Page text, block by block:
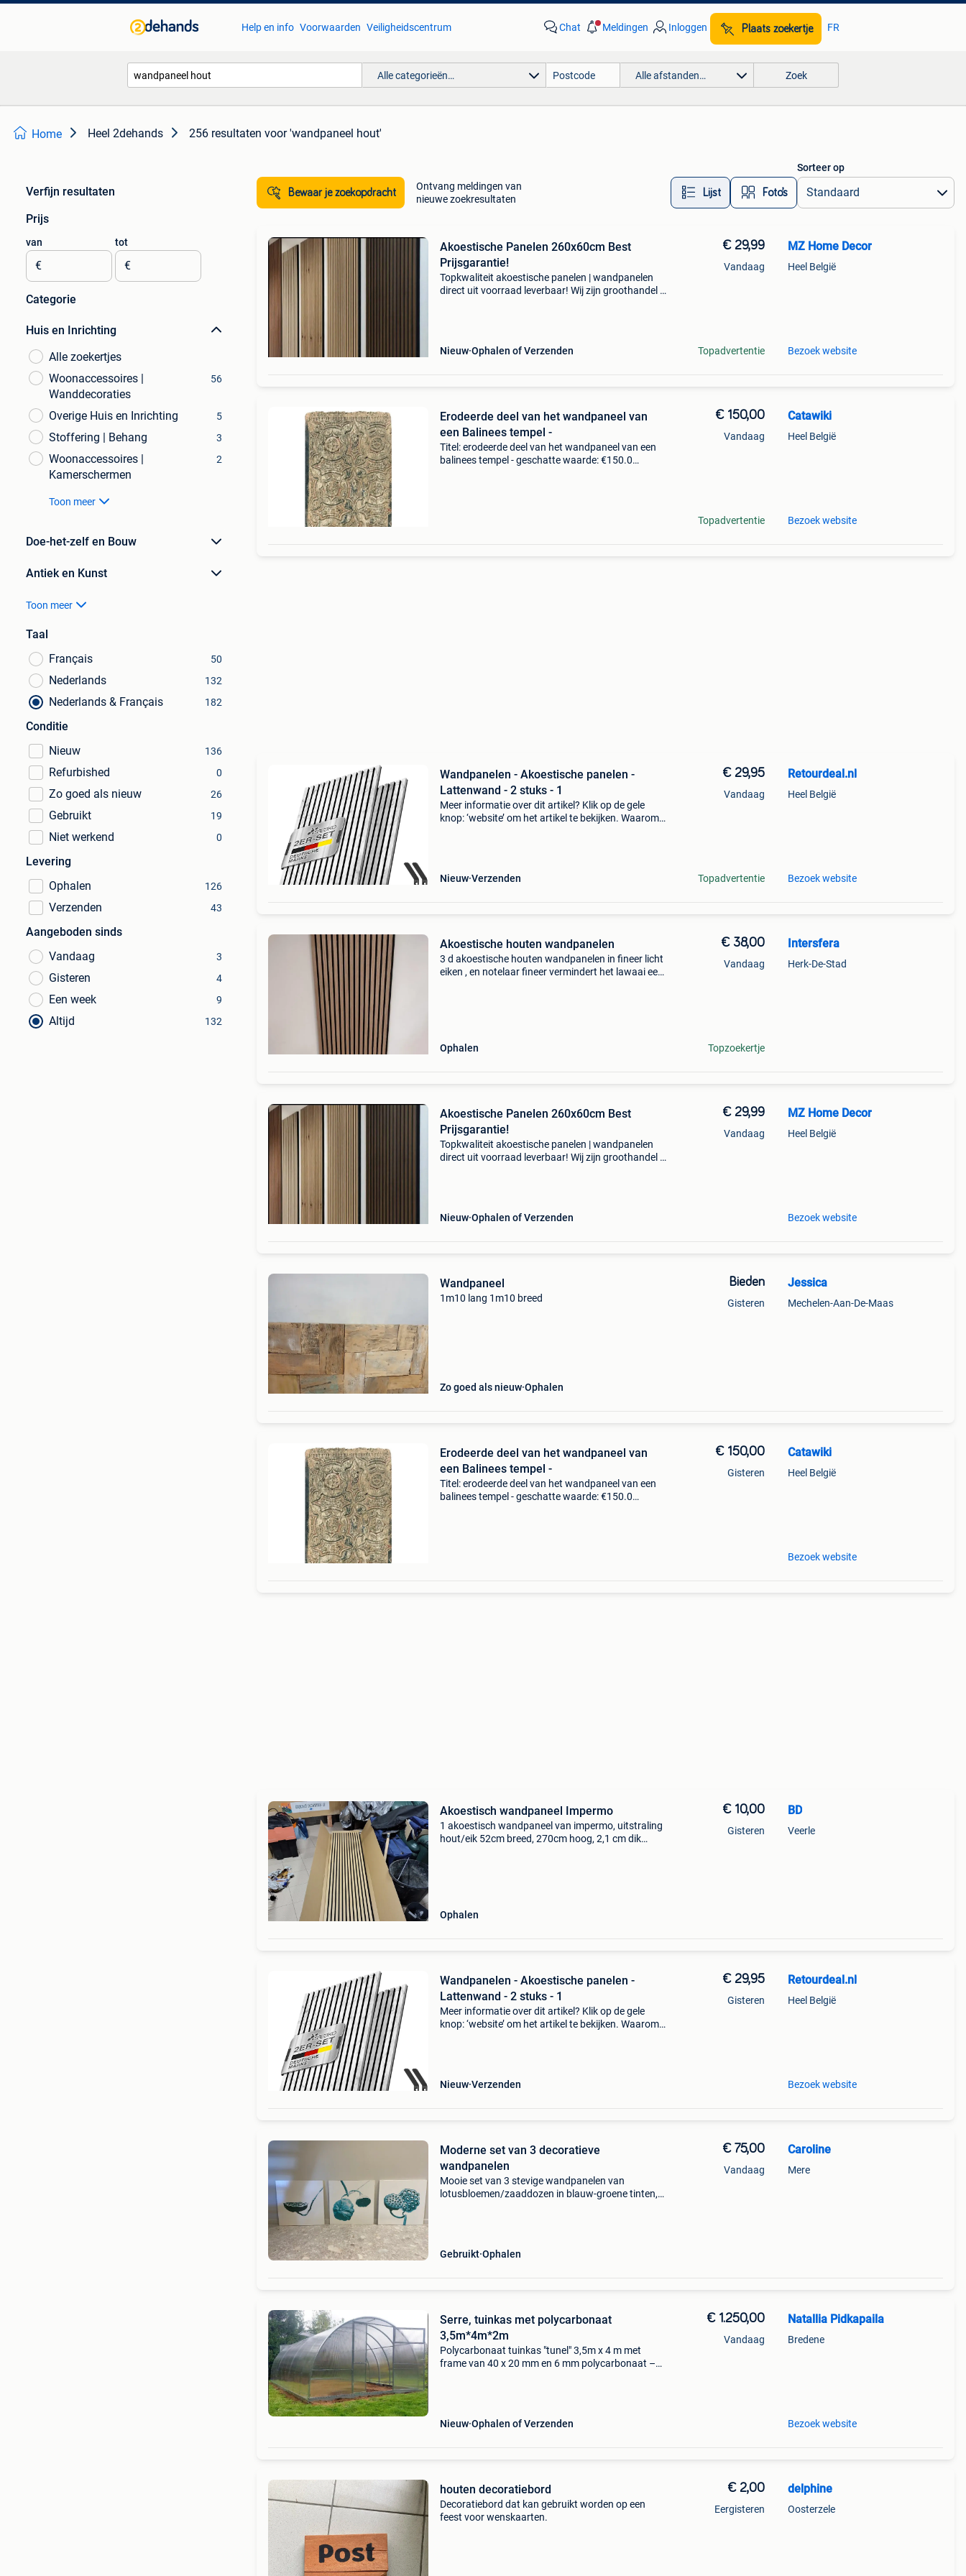
Help en info Voorwaarden Veiligheidscentrum Chat Meldingen Inloggen Plaats zoekertje FR
Alle categorieën… Alle afstanden… Zoek
Home Heel 2dehands 256 resultaten voor 'wandpaneel hout'
Verfijn resultaten
Prijs
van
€
tot
€
Categorie
Huis en Inrichting
Alle zoekertjes
Woonaccessoires |
Wanddecoraties
56
Overige Huis en Inrichting 5
Stoffering | Behang 3
Woonaccessoires |
Kamerschermen
2
Toon meer
Doe-het-zelf en Bouw
Antiek en Kunst
Toon meer
Taal
Français
50
Nederlands 132
Nederlands & Français 182
Conditie
Nieuw
136
Refurbished 0
Zo goed als nieuw 26
Gebruikt 19
Niet werkend 0
Levering
Ophalen
126
Verzenden 43
Aangeboden sinds
Vandaag
3
Gisteren 4
Een week 9
Altijd 132
Bewaar je zoekopdracht
Ontvang meldingen van
nieuwe zoekresultaten
Lijst Foto’s
Sorteer op
Akoestische Panelen 260x60cm Best
Prijsgarantie!
Topkwaliteit akoestische panelen | wandpanelen
direct uit voorraad leverbaar! Wij zijn groothandel in
Nieuw Ophalen of Verzenden
€ 29,99
Vandaag
Topadvertentie
MZ Home Decor
Heel België
Bezoek website
Erodeerde deel van het wandpaneel van
een Balinees tempel -
Titel: erodeerde deel van het wandpaneel van een
balinees tempel - geschatte waarde: €150.0
€ 150,00
Vandaag
Topadvertentie
Catawiki
Heel België
Bezoek website
Wandpanelen - Akoestische panelen -
Lattenwand - 2 stuks - 1
Meer informatie over dit artikel? Klik op de gele
knop: ‘website’ om het artikel te bekijken. Waarom
Nieuw Verzenden
€ 29,95
Vandaag
Topadvertentie
Retourdeal.nl
Heel België
Bezoek website
Akoestische houten wandpanelen
3 d akoestische houten wandpanelen in fineer licht
eiken , en notelaar fineer vermindert het lawaai een
Ophalen
€ 38,00
Vandaag
Topzoekertje
Intersfera
Herk-De-Stad
Akoestische Panelen 260x60cm Best
Prijsgarantie!
Topkwaliteit akoestische panelen | wandpanelen
direct uit voorraad leverbaar! Wij zijn groothandel in
Nieuw Ophalen of Verzenden
€ 29,99
Vandaag
MZ Home Decor
Heel België
Bezoek website
Wandpaneel
1m10 lang 1m10 breed
Zo goed als nieuw Ophalen
Bieden
Gisteren
Jessica
Mechelen-Aan-De-Maas
Erodeerde deel van het wandpaneel van
een Balinees tempel -
Titel: erodeerde deel van het wandpaneel van een
balinees tempel - geschatte waarde: €150.0
€ 150,00
Gisteren
Catawiki
Heel België
Bezoek website
Akoestisch wandpaneel Impermo
1 akoestisch wandpaneel van impermo, uitstraling
hout/eik 52cm breed, 270cm hoog, 2,1 cm dik
Ophalen
€ 10,00
Gisteren
BD
Veerle
Wandpanelen - Akoestische panelen -
Lattenwand - 2 stuks - 1
Meer informatie over dit artikel? Klik op de gele
knop: ‘website’ om het artikel te bekijken. Waarom
Nieuw Verzenden
€ 29,95
Gisteren
Retourdeal.nl
Heel België
Bezoek website
Moderne set van 3 decoratieve
wandpanelen
Mooie set van 3 stevige wandpanelen van
lotusbloemen/zaaddozen in blauw-groene tinten,
Gebruikt Ophalen
€ 75,00
Vandaag
Caroline
Mere
Serre, tuinkas met polycarbonaat
3,5m*4m*2m
Polycarbonaat tuinkas "tunel" 3,5m x 4 m met
frame van 40 x 20 mm en 6 mm polycarbonaat –
Nieuw Ophalen of Verzenden
€ 1.250,00
Vandaag
Natallia Pidkapaila
Bredene
Bezoek website
houten decoratiebord
Decoratiebord dat kan gebruikt worden op een
feest voor wenskaarten.
€ 2,00
Eergisteren
delphine
Oosterzele